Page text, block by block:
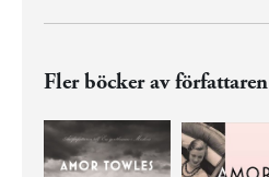
Fler böcker av författaren